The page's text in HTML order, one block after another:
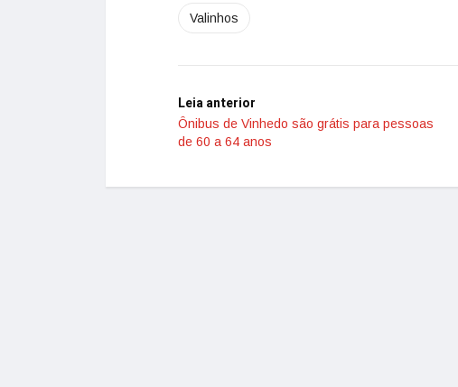
Valinhos
Leia anterior
Ônibus de Vinhedo são grátis para pessoas
de 60 a 64 anos